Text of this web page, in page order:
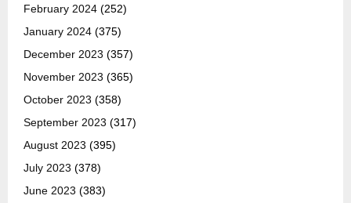
February 2024 (252)
January 2024 (375)
December 2023 (357)
November 2023 (365)
October 2023 (358)
September 2023 (317)
August 2023 (395)
July 2023 (378)
June 2023 (383)